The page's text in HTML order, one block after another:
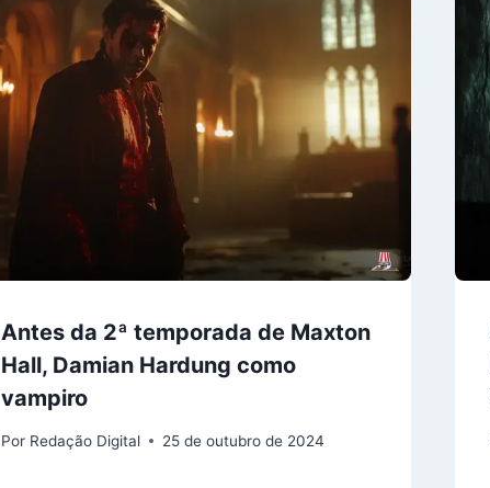
Antes da 2ª temporada de Maxton
Hall, Damian Hardung como
vampiro
Por Redação Digital 25 de outubro de 2024